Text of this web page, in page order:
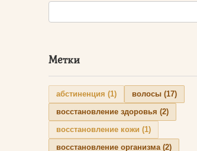
Поиск:
Метки
абстиненция (1) волосы (17)
восстановление здоровья (2)
восстановление кожи (1)
восстановление организма(2)